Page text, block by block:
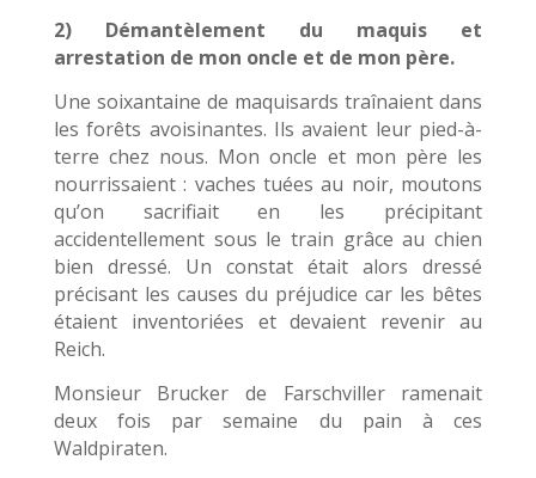
2) Démantèlement du maquis et
arrestation de mon oncle et de mon père.
Une soixantaine de maquisards traînaient dans
les forêts avoisinantes. Ils avaient leur pied-à-
terre chez nous. Mon oncle et mon père les
nourrissaient : vaches tuées au noir, moutons
qu’on sacrifiait en les précipitant
accidentellement sous le train grâce au chien
bien dressé. Un constat était alors dressé
précisant les causes du préjudice car les bêtes
étaient inventoriées et devaient revenir au
Reich.
Monsieur Brucker de Farschviller ramenait
deux fois par semaine du pain à ces
Waldpiraten.